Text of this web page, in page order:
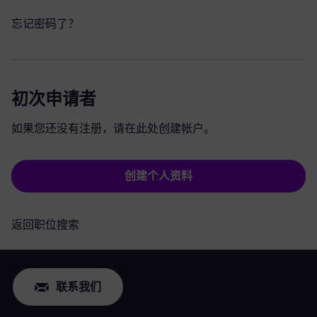
忘记密码了？
初次申请者
如果您还没有注册，请在此处创建帐户。
创建个人资料
返回职位搜索
联系我们